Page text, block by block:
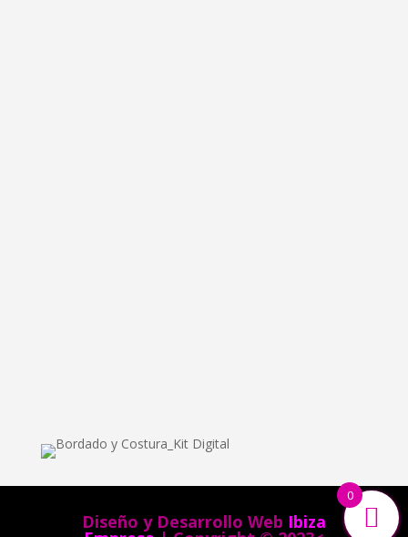
Diseño y Desarrollo Web Ibiza
0